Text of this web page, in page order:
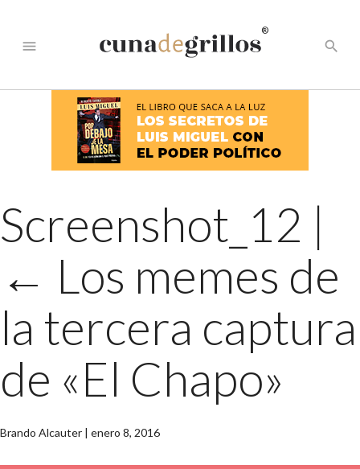
menu
®
search
Screenshot_12 |
← Los memes de
la tercera captura
de «El Chapo»
Brando Alcauter | enero 8, 2016